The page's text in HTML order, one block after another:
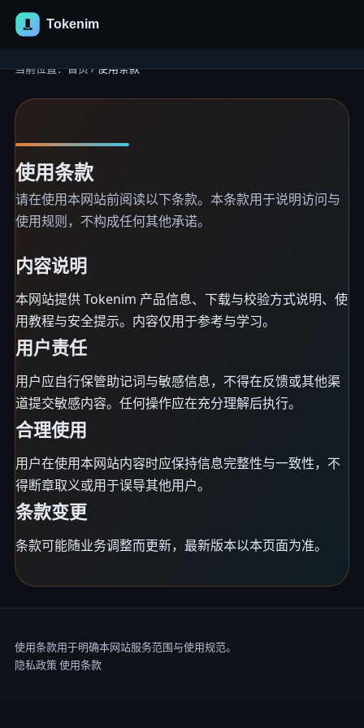
首页
当前位置：首页/使用条款
使用条款
请在使用本网站前阅读以下条款。本条款用于说明访问与
使用规则，不构成任何其他承诺。
内容说明
本网站提供 Tokenim 产品信息、下载与校验方式说明、使
用教程与安全提示。内容仅用于参考与学习。
用户责任
用户应自行保管助记词与敏感信息，不得在反馈或其他渠
道提交敏感内容。任何操作应在充分理解后执行。
合理使用
用户在使用本网站内容时应保持信息完整性与一致性，不
得断章取义或用于误导其他用户。
条款变更
条款可能随业务调整而更新，最新版本以本页面为准。
使用条款用于明确本网站服务范围与使用规范。
隐私政策使用条款